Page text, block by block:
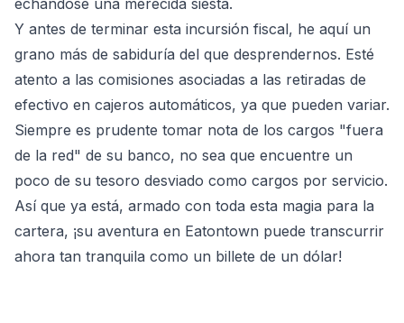
echándose una merecida siesta.
Y antes de terminar esta incursión fiscal, he aquí un
grano más de sabiduría del que desprendernos. Esté
atento a las comisiones asociadas a las retiradas de
efectivo en cajeros automáticos, ya que pueden variar.
Siempre es prudente tomar nota de los cargos "fuera
de la red" de su banco, no sea que encuentre un
poco de su tesoro desviado como cargos por servicio.
Así que ya está, armado con toda esta magia para la
cartera, ¡su aventura en Eatontown puede transcurrir
ahora tan tranquila como un billete de un dólar!